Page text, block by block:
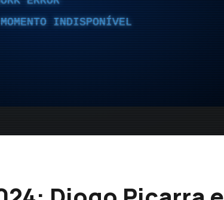
INDISPONÍVEL